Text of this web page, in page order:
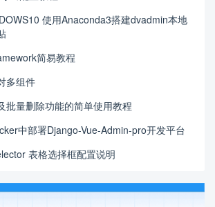
使用Anaconda3搭建dvadmin本地
简易教程
多组件
批量删除功能的简单使用教程
中部署Django-Vue-Admin-pro开发平台
表格选择框配置说明